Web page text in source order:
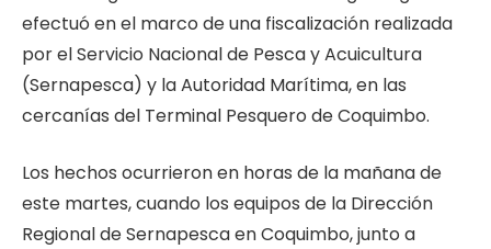
efectuó en el marco de una fiscalización realizada
por el Servicio Nacional de Pesca y Acuicultura
(Sernapesca) y la Autoridad Marítima, en las
cercanías del Terminal Pesquero de Coquimbo.
Los hechos ocurrieron en horas de la mañana de
este martes, cuando los equipos de la Dirección
Regional de Sernapesca en Coquimbo, junto a